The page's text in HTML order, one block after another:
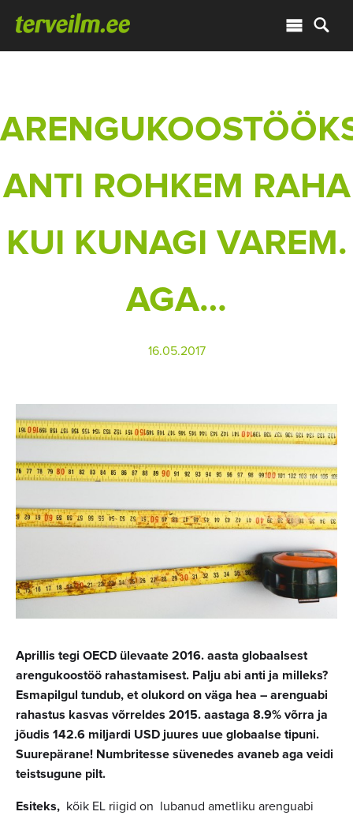
ANTI ROHKEM RAHA
KUI KUNAGI VAREM.
AGA…
16.05.2017
Aprillis tegi OECD ülevaate 2016. aasta globaalsest
arengukoostöö rahastamisest. Palju abi anti ja milleks?
Esmapilgul tundub, et olukord on väga hea – arenguabi
rahastus kasvas võrreldes 2015. aastaga 8.9% võrra ja
jõudis 142.6 miljardi USD juures uue globaalse tipuni.
Suurepärane! Numbritesse süvenedes avaneb aga veidi
teistsugune pilt.
Esiteks,
kõik EL riigid on lubanud ametliku arenguabi